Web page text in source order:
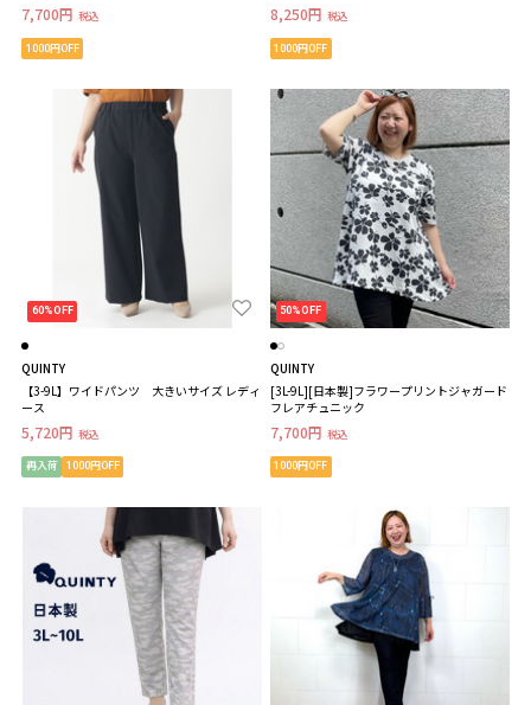
7,700円 税込
1000円OFF
8,250円 税込
1000円OFF
60%OFF
QUINTY
【3-9L】ワイドパンツ 大きいサイズ レディ
ース
5,720円 税込
再入荷 1000円OFF
50%OFF
QUINTY
[3L-9L][日本製]フラワープリントジャガード
フレアチュニック
7,700円 税込
1000円OFF